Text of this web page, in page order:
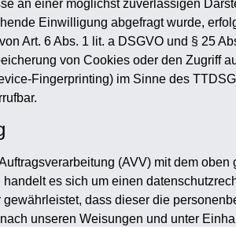
an einer möglichst zuverlässigen
Einwilligung abgefragt wurde,
Art. 6 Abs. 1 lit. a DSGVO und § 25
von Cookies oder den Zugriff
Fingerprinting) im Sinne des
(AVV) mit dem oben
es sich um einen
dass dieser die
unseren Weisungen und unter